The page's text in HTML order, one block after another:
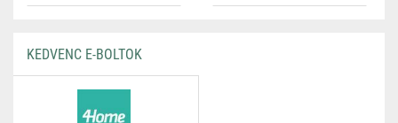
KEDVENC E-BOLTOK